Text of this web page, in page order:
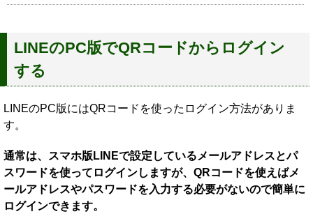
LINEのPC版でQRコードからログイン
する
LINEのPC版にはQRコードを使ったログイン方法がありま
す。
通常は、スマホ版LINEで設定しているメールアドレスとパ
スワードを使ってログインしますが、QRコードを使えばメ
ールアドレスやパスワードを入力する必要がないので簡単に
ログインできます。